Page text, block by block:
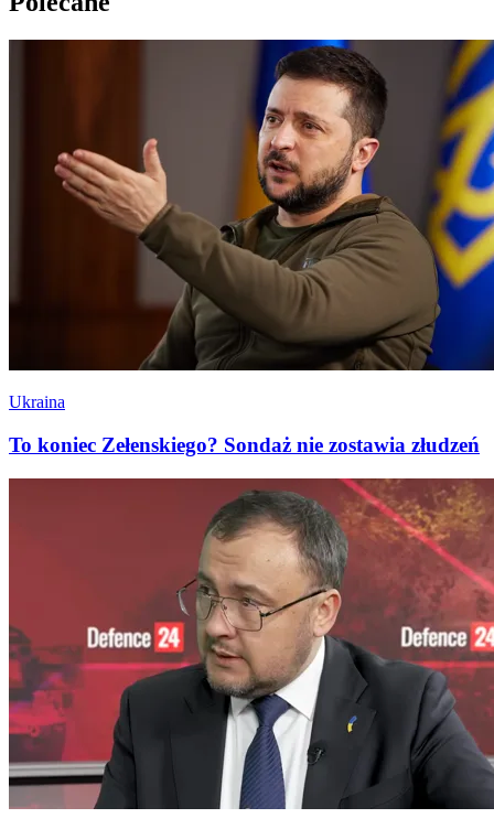
Ukraina
To koniec Zełenskiego? Sondaż nie zostawia złudzeń